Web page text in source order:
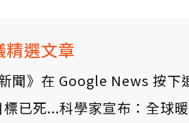
精選文章
聞》在 Google News 按下
標已死...科學家宣布：全球